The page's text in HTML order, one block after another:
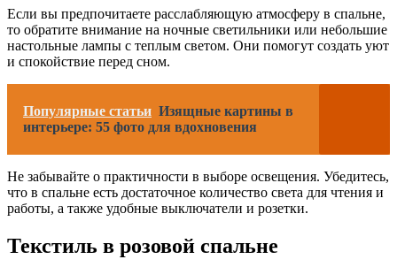
Если вы предпочитаете расслабляющую атмосферу в спальне,
то обратите внимание на ночные светильники или небольшие
настольные лампы с теплым светом. Они помогут создать уют
и спокойствие перед сном.
Популярные статьи Изящные картины в
интерьере: 55 фото для вдохновения
Не забывайте о практичности в выборе освещения. Убедитесь,
что в спальне есть достаточное количество света для чтения и
работы, а также удобные выключатели и розетки.
Текстиль в розовой спальне